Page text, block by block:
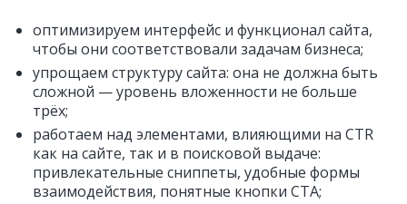
оптимизируем интерфейс и функционал сайта,
чтобы они соответствовали задачам бизнеса;
упрощаем структуру сайта: она не должна быть
сложной — уровень вложенности не больше
трёх;
работаем над элементами, влияющими на CTR
как на сайте, так и в поисковой выдаче:
привлекательные сниппеты, удобные формы
взаимодействия, понятные кнопки CTA;